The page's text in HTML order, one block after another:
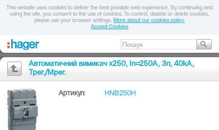
This website uses cookies to deliver the best possible web experience. By continuing and
using the site, you consent to the use of cookies. To control, disable or delete cookies,
please use your browser settings. More about our cookies policy.
Accept Cookies
Автоматичний вимикач x250, In=250А, 3п, 40kA,
Трег./Мрег.
Артикул: HNB250H